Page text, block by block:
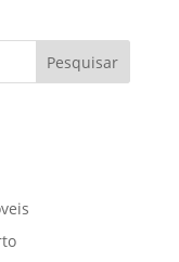
Pesquisar